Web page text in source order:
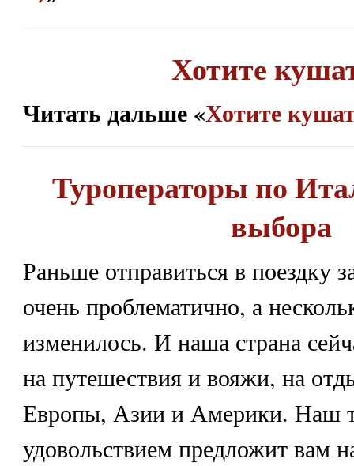
Хотите
Читать дальше «Хотите
Туроператоры по
выбора
Раньше отправиться в поездку
очень проблематично, а
изменилось. И наша страна
на путешествия и вояжи, на
Европы, Азии и Америки. Наш
удовольствием предложит вам